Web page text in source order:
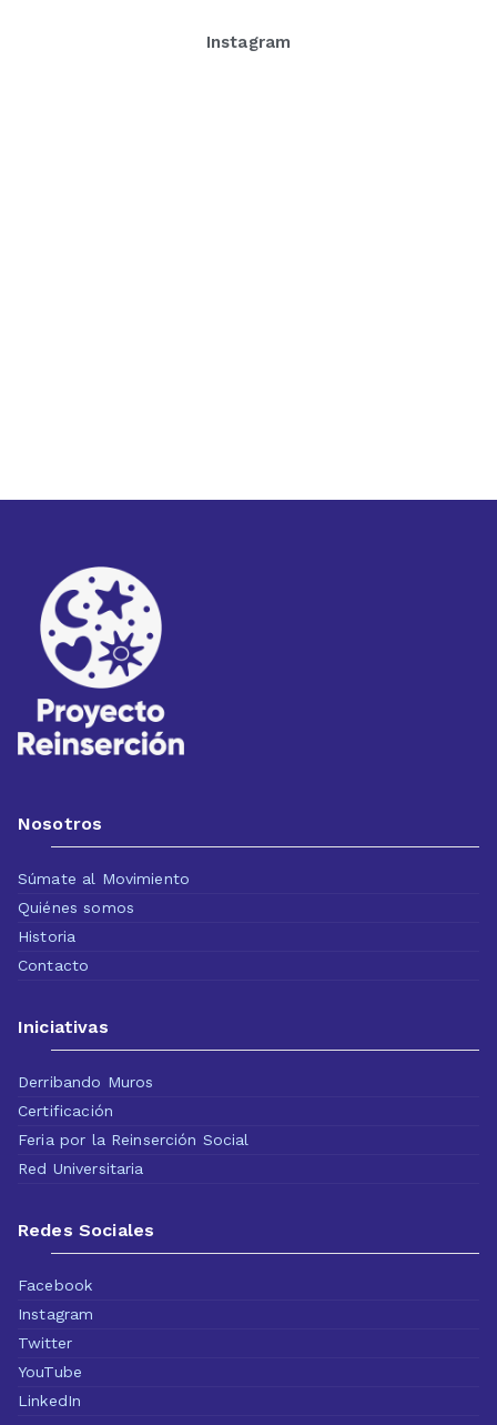
Instagram
Nosotros
Súmate al Movimiento
Quiénes somos
Historia
Contacto
Iniciativas
Derribando Muros
Certificación
Feria por la Reinserción Social
Red Universitaria
Redes Sociales
Facebook
Instagram
Twitter
YouTube
LinkedIn